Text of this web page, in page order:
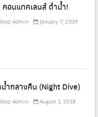
คอนแทคเลนส์ ดำน้ำ!
Admin January 7, 2019
ำกลางคืน (Night Dive)
Admin August 1, 2018